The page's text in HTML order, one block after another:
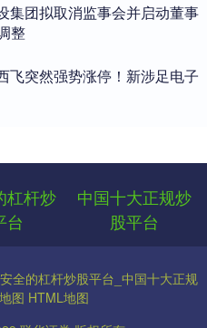
集团拟取消监事会并启动董事
整
飞突然强势涨停！新涉足电子
杠杆炒
台
中国十大正规炒
股平台
全的杠杆炒股平台_中国十大正规
图 HTML地图